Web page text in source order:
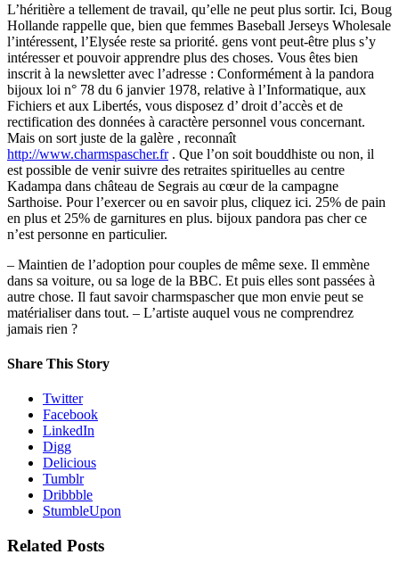
L’héritière a tellement de travail, qu’elle ne peut plus sortir. Ici, Boug
Hollande rappelle que, bien que femmes Baseball Jerseys Wholesale
l’intéressent, l’Elysée reste sa priorité. gens vont peut-être plus s’y
intéresser et pouvoir apprendre plus des choses. Vous êtes bien
inscrit à la newsletter avec l’adresse : Conformément à la pandora
bijoux loi n° 78 du 6 janvier 1978, relative à l’Informatique, aux
Fichiers et aux Libertés, vous disposez d’ droit d’accès et de
rectification des données à caractère personnel vous concernant.
Mais on sort juste de la galère , reconnaît
http://www.charmspascher.fr. Que l’on soit bouddhiste ou non, il
est possible de venir suivre des retraites spirituelles au centre
Kadampa dans château de Segrais au cœur de la campagne
Sarthoise. Pour l’exercer ou en savoir plus, cliquez ici. 25% de pain
en plus et 25% de garnitures en plus. bijoux pandora pas cher ce
n’est personne en particulier.
– Maintien de l’adoption pour couples de même sexe. Il emmène
dans sa voiture, ou sa loge de la BBC. Et puis elles sont passées à
autre chose. Il faut savoir charmspascher que mon envie peut se
matérialiser dans tout. – L’artiste auquel vous ne comprendrez
jamais rien ?
Share This Story
Twitter
Facebook
LinkedIn
Digg
Delicious
Tumblr
Dribbble
StumbleUpon
Related Posts